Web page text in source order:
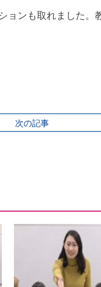
ンも取れました
次の記事